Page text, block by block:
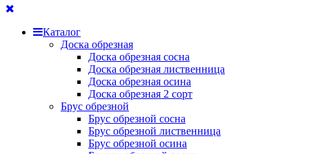
Каталог
Доска обрезная
Доска обрезная сосна
Доска обрезная лиственница
Доска обрезная осина
Доска обрезная 2 сорт
Брус обрезной
Брус обрезной сосна
Брус обрезной лиственница
Брус обрезной осина